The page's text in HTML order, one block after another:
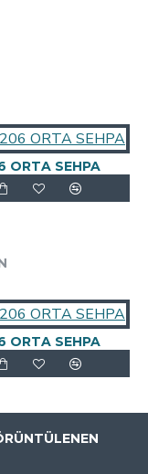
ORTA SEHPA
ORTA SEHPA